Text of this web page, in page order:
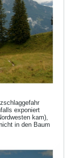
exponiert
kam),
in den Baum